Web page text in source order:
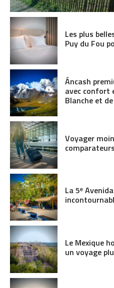
Les plus
Puy du Fou
Áncash
avec confort
Blanche et
Voyager
La 5ᵉ
Le Mexique
un voyage